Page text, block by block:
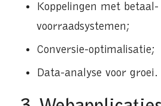
Koppelingen met betaal-
voorraadsystemen;
Conversie-optimalisatie;
Data-analyse voor groei.